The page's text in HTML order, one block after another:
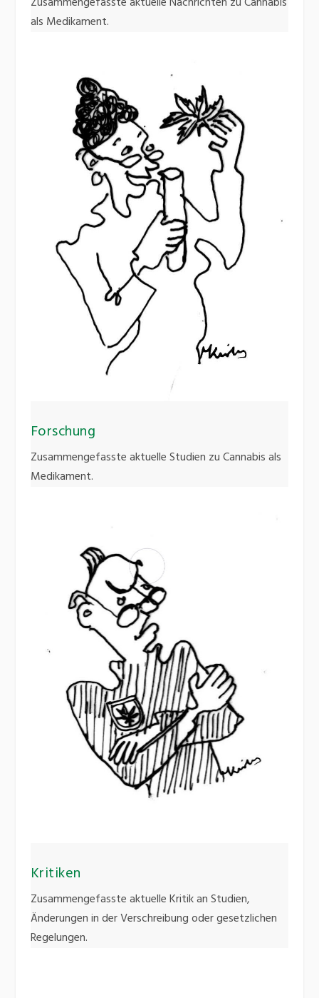
als Medikament.
Forschung
Zusammengefasste aktuelle Studien zu Cannabis als
Medikament.
Kritiken
Zusammengefasste aktuelle Kritik an Studien,
Änderungen in der Verschreibung oder gesetzlichen
Regelungen.